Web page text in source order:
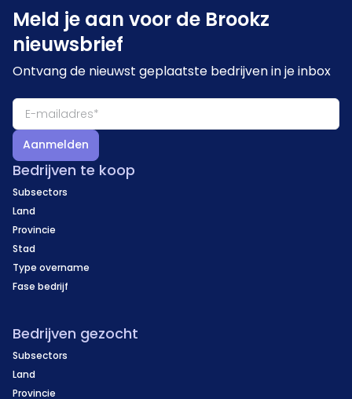
Meld je aan voor de Brookz
nieuwsbrief
Ontvang de nieuwst geplaatste bedrijven in je inbox
Aanmelden
Bedrijven te koop
Subsectors
Land
Provincie
Stad
Type overname
Fase bedrijf
Bedrijven gezocht
Subsectors
Land
Provincie